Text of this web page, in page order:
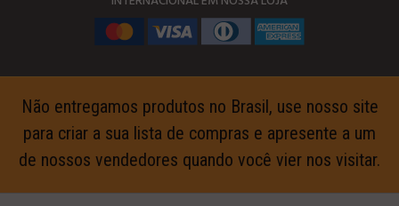
Não entregamos produtos no Brasil, use nosso site
para criar a sua lista de compras e apresente a um
de nossos vendedores quando você vier nos visitar.